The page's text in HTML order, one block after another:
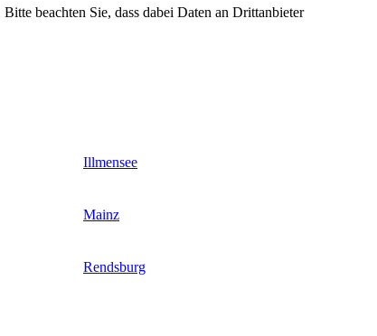
beachten Sie, dass dabei Daten an Drittanbieter
Illmensee
Mainz
Rendsburg